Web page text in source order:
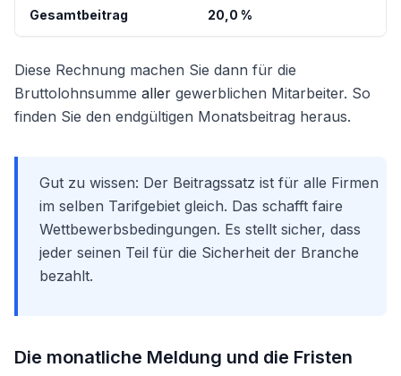
Gesamtbeitrag 20,0 %
Diese Rechnung machen Sie dann für die
Bruttolohnsumme aller gewerblichen Mitarbeiter. So
finden Sie den endgültigen Monatsbeitrag heraus.
Gut zu wissen: Der Beitragssatz ist für alle Firmen
im selben Tarifgebiet gleich. Das schafft faire
Wettbewerbsbedingungen. Es stellt sicher, dass
jeder seinen Teil für die Sicherheit der Branche
bezahlt.
Die monatliche Meldung und die Fristen